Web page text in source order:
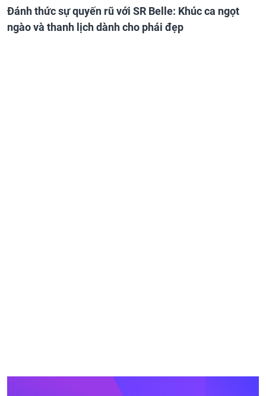
Đánh thức sự quyến rũ với SR Belle: Khúc ca ngọt
ngào và thanh lịch dành cho phái đẹp